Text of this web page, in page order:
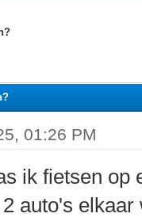
01:26 PM
ik fietsen op
auto's